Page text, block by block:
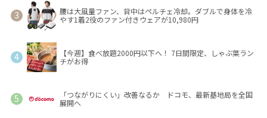
腰は大風量ファン、背中はペルチェ冷却。ダブルで身体を冷
やす1着2役のファン付きウェアが10,980円
【今週】食べ放題2000円以下へ！ 7日間限定、しゃぶ葉ラン
チがお得
「つながりにくい」改善なるか ドコモ、最新基地局を全国
展開へ